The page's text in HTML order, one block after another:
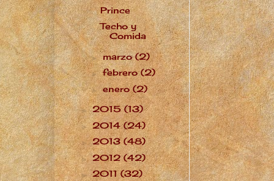
Prince
Techo y
Comida
►marzo(2)
►febrero(2)
►enero(2)
►2015(13)
►2014(24)
►2013(48)
►2012(42)
►2011(32)